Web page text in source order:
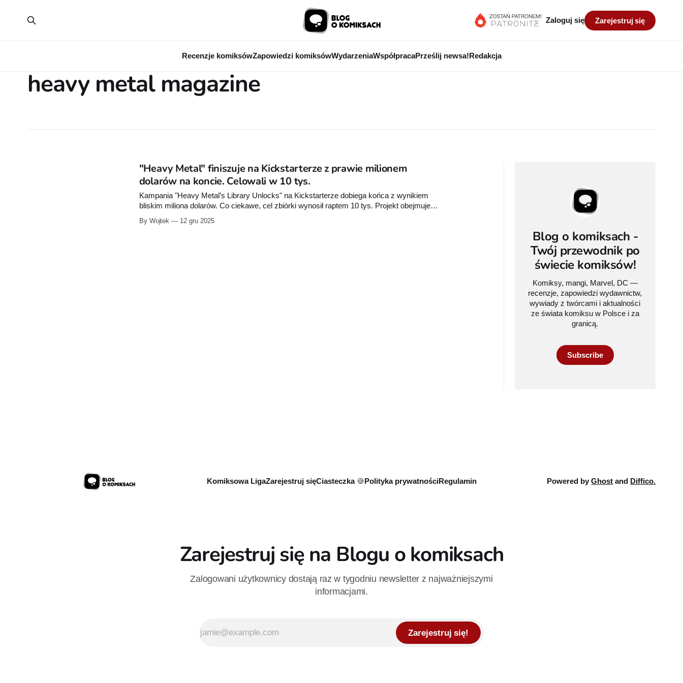
Recenzje komiksówZapowiedzi komiksówWydarzeniaWspółpracaPrześlij newsa!Redakcja
Zaloguj się Zarejestruj się
heavy metal magazine
"Heavy Metal" finiszuje na Kickstarterze z prawie milionem
dolarów na koncie. Celowali w 10 tys.
Kampania "Heavy Metal’s Library Unlocks" na Kickstarterze dobiega końca z wynikiem
bliskim miliona dolarów. Co ciekawe, cel zbiórki wynosił raptem 10 tys. Projekt obejmuje
By Wojtek 12 gru 2025
Blog o komiksach -
Twój przewodnik po
świecie komiksów!
Komiksy, mangi, Marvel, DC —
recenzje, zapowiedzi wydawnictw,
wywiady z twórcami i aktualności
ze świata komiksu w Polsce i za
granicą.
Subscribe
Komiksowa LigaZarejestruj sięCiasteczka 🍪Polityka prywatnościRegulamin Powered byGhost and Diffico.
Zarejestruj się na Blogu o komiksach
Zalogowani użytkownicy dostają raz w tygodniu newsletter z najważniejszymi
informacjami.
Zarejestruj się!